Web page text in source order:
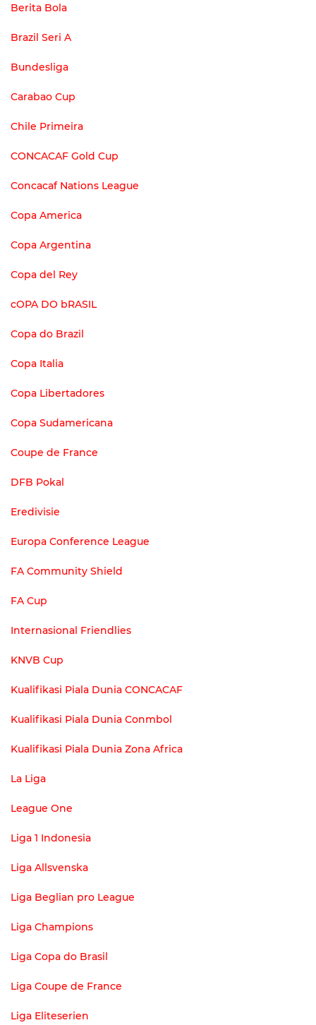
Berita Bola
Brazil Seri A
Bundesliga
Carabao Cup
Chile Primeira
CONCACAF Gold Cup
Concacaf Nations League
Copa America
Copa Argentina
Copa del Rey
cOPA DO bRASIL
Copa do Brazil
Copa Italia
Copa Libertadores
Copa Sudamericana
Coupe de France
DFB Pokal
Eredivisie
Europa Conference League
FA Community Shield
FA Cup
Internasional Friendlies
KNVB Cup
Kualifikasi Piala Dunia CONCACAF
Kualifikasi Piala Dunia Conmbol
Kualifikasi Piala Dunia Zona Africa
La Liga
League One
Liga 1 Indonesia
Liga Allsvenska
Liga Beglian pro League
Liga Champions
Liga Copa do Brasil
Liga Coupe de France
Liga Eliteserien